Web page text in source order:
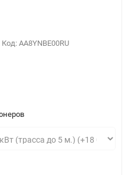
Код: AA8YNBE00RU